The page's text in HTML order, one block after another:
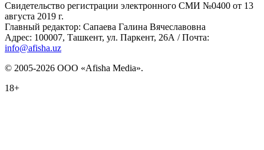
Свидетельство регистрации электронного СМИ №0400 от 13
августа 2019 г.
Главный редактор: Сапаева Галина Вячеславовна
Адрес: 100007, Ташкент, ул. Паркент, 26А / Почта:
info@afisha.uz
© 2005-2026 ООО «Afisha Media».
18+